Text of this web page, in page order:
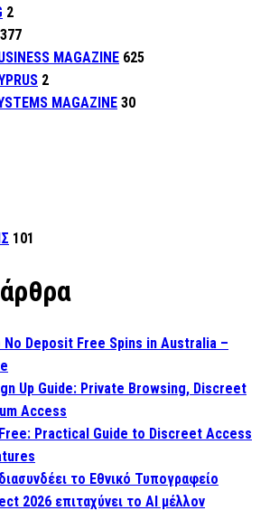
2
377
MAGAZINE 625
2
MAGAZINE 30
101
No Deposit Free Spins in Australia –
Up Guide: Private Browsing, Discreet
Access
Free: Practical Guide to Discreet Access
το Εθνικό Τυπογραφείο
2026 επιταχύνει το AI μέλλον